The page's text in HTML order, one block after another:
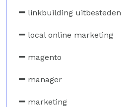
linkbuilding uitbesteden
local online marketing
magento
manager
marketing